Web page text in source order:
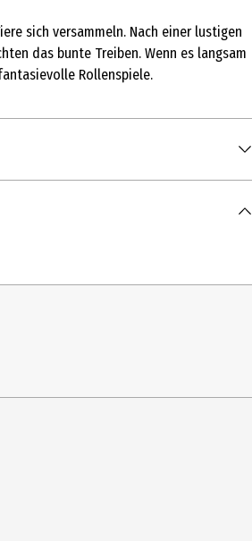
sich versammeln. Nach einer lustigen
das bunte Treiben. Wenn es langsam
Rollenspiele.